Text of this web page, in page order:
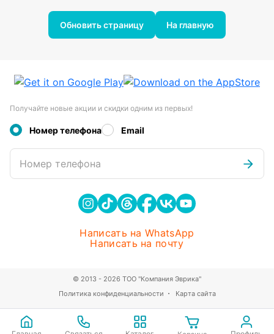
Обновить страницу На главную
Получайте новые акции и скидки одним из первых!
Номер телефона Email
Номер телефона
Написать на WhatsApp
Написать на почту
Политика конфиденциальности Карта сайта
© 2013 - 2026 ТОО "Компания Эврика"